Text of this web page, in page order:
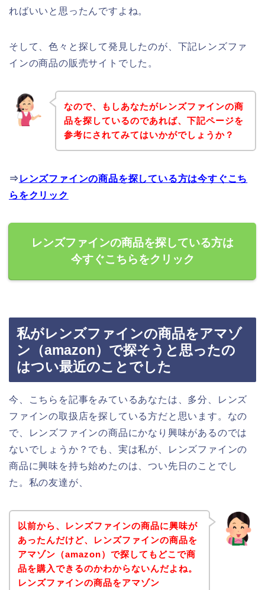
ればいいと思ったんですよね。
そして、色々と探して発見したのが、下記レンズファ
インの商品の販売サイトでした。
なので、もしあなたがレンズファインの商
品を探しているのであれば、下記ページを
参考にされてみてはいかがでしょうか？
⇒ レンズファインの商品を探している方は今すぐこち
らをクリック
レンズファインの商品を探している方は
今すぐこちらをクリック
私がレンズファインの商品をアマゾ
ン（amazon）で探そうと思ったの
はつい最近のことでした
今、こちらを記事をみているあなたは、多分、レンズ
ファインの取扱店を探している方だと思います。なの
で、レンズファインの商品にかなり興味があるのでは
ないでしょうか？でも、実は私が、レンズファインの
商品に興味を持ち始めたのは、つい先日のことでし
た。私の友達が、
以前から、レンズファインの商品に興味が
あったんだけど、レンズファインの商品を
アマゾン（amazon）で探してもどこで商
品を購入できるのかわからないんだよね。
レンズファインの商品をアマゾン